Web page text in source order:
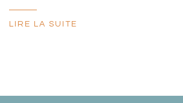
LIRE LA SUITE